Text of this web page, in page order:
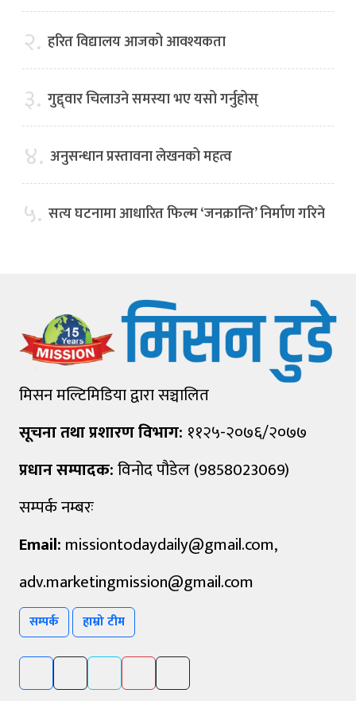
२. हरित विद्यालय आजको आवश्यकता
३. गुद्द्वार चिलाउने समस्या भए यसो गर्नुहोस्
४. अनुसन्धान प्रस्तावना लेखनको महत्व
५. सत्य घटनामा आधारित फिल्म ‘जनक्रान्ति’ निर्माण गरिने
मिसन मल्टिमिडिया द्वारा सञ्चालित
सूचना तथा प्रशारण विभाग: ११२५-२०७६/२०७७
प्रधान सम्पादक:विनोद पौडेल (9858023069)
सम्पर्क नम्बरः
Email: missiontodaydaily@gmail.com,
adv.marketingmission@gmail.com
सम्पर्क हाम्रो टीम